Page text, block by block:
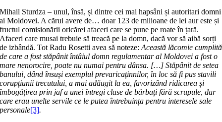
Mihail Sturdza – unul, însă, și dintre cei mai hapsâni și autoritari domni
ai Moldovei. A cărui avere de… doar 123 de milioane de lei aur este și
fructul comisionării oricărei afaceri care se pune pe roate în țară.
Afaceri care musai trebuie să treacă pe la domn, dacă vor să aibă sorți
de izbândă. Tot Radu Rosetti avea să noteze:Această lăcomie cumplită
de care a fost stăpânit întâiul domn regulamentar al Moldovei a fost o
mare nenorocire, poate nu numai pentru dânsa. […] Stăpânit de setea
banului, dând însuși exemplul prevaricaținnilor, în loc să fi pus stavili
corupțiunii trecutului, a mai adăugit la ea, favorizând ridicarea și
îmbogățirea prin jaf a unei întregi clase de bărbați fără scrupule, dar
care erau unelte servile ce le putea întrebuința pentru interesele sale
personale[3].